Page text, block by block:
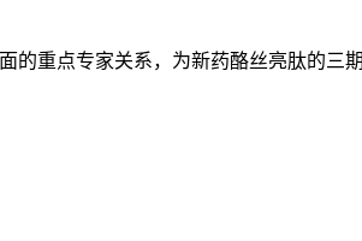
重点专家关系，为新药酪丝亮肽的三